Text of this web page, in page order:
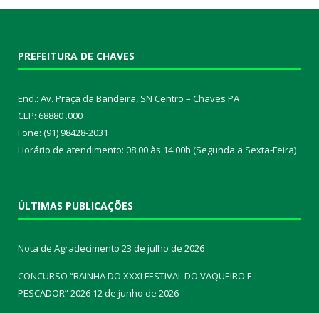
PREFEITURA DE CHAVES
End.: Av. Praça da Bandeira, SN Centro – Chaves PA
CEP: 68880 .000
Fone: (91) 98428-2031
Horário de atendimento: 08:00 às 14:00h (Segunda a Sexta-Feira)
ÚLTIMAS PUBLICAÇÕES
Nota de Agradecimento 23 de julho de 2026
CONCURSO “RAINHA DO XXXI FESTIVAL DO VAQUEIRO E
PESCADOR” 2026 12 de junho de 2026